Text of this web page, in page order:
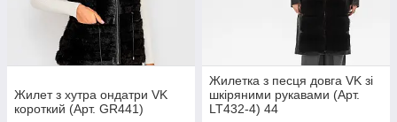
Жилет з хутра ондатри VK
короткий (Арт. GR441)
Жилетка з песця довга VK зі
шкіряними рукавами (Арт.
LT432-4) 44